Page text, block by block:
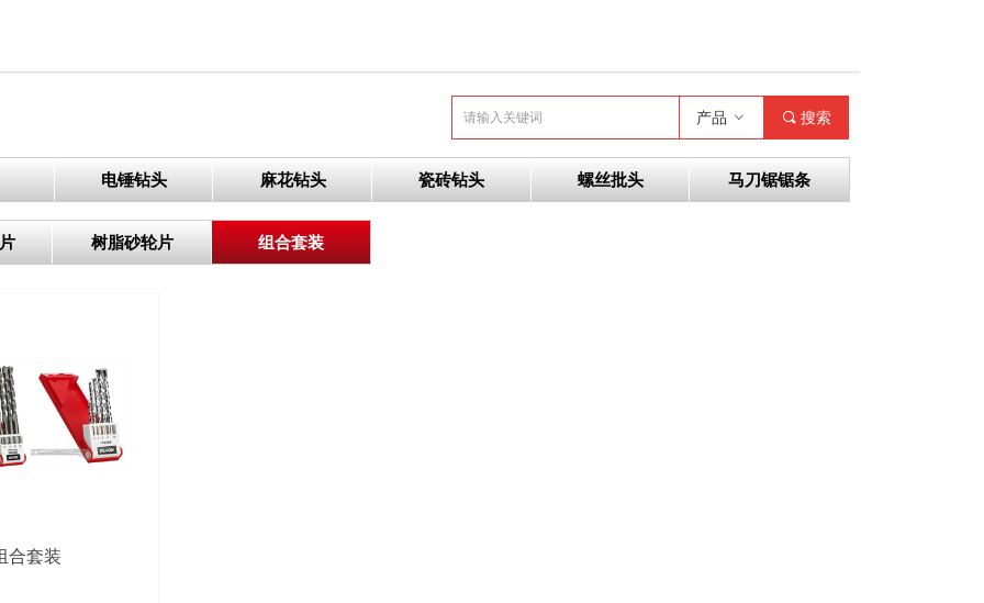
合套装
树脂砂轮片 组合套装
电锤钻头 麻花钻头 瓷砖钻头 螺丝批头 马刀锯锯条
끠 搜索
产品 ꀁ